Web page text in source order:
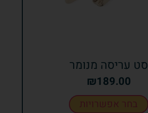
סט עריסה מנומר
₪189.00
בחר אפשרויות